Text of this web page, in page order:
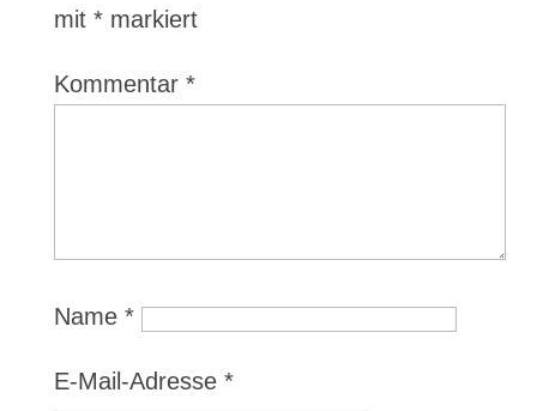
mit *markiert
Kommentar *
Name *
E-Mail-Adresse *